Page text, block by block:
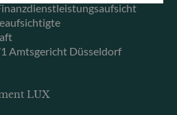
Amtsgericht Düsseldorf
LUX